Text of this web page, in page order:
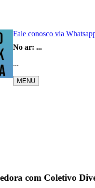
Fale conosco via
No ar: ...
...
MENU
com Coletivo